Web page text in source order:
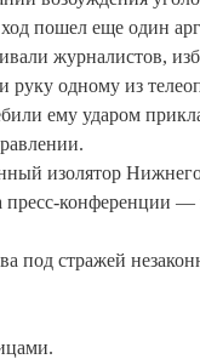
пошел еще один
журналистов,
одному из
ему ударом
изолятор
пресс-конференции
под стражей